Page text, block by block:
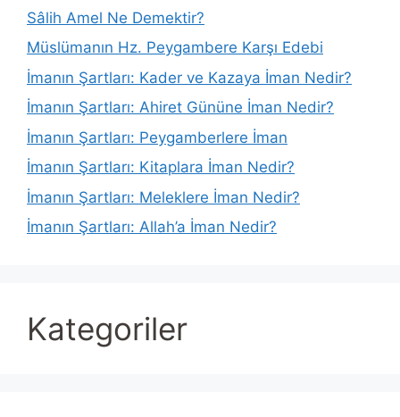
Sâlih Amel Ne Demektir?
Müslümanın Hz. Peygambere Karşı Edebi
İmanın Şartları: Kader ve Kazaya İman Nedir?
İmanın Şartları: Ahiret Gününe İman Nedir?
İmanın Şartları: Peygamberlere İman
İmanın Şartları: Kitaplara İman Nedir?
İmanın Şartları: Meleklere İman Nedir?
İmanın Şartları: Allah’a İman Nedir?
Kategoriler